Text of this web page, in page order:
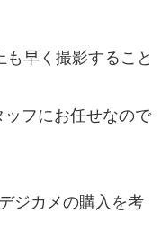
早く撮影すること
フにお任せなので
ジカメの購入を考